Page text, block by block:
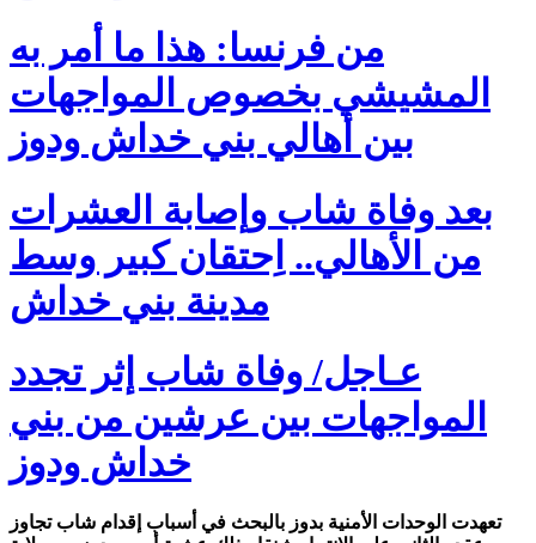
من فرنسا: هذا ما أمر به
المشيشي بخصوص المواجهات
بين أهالي بني خداش ودوز
بعد وفاة شاب وإصابة العشرات
من الأهالي.. اِحتقان كبير وسط
مدينة بني خداش
عـاجل/ وفاة شاب إثر تجدد
المواجهات بين عرشين من بني
خداش ودوز
تعهدت الوحدات الأمنية بدوز بالبحث في أسباب إقدام شاب تجاوز